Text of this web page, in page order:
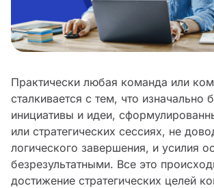
Практически любая команда или
сталкивается с тем, что изначально
инициативы и идеи,
или стратегических сессиях, не
логического завершения, и усилия
безрезультатными. Все это
достижение стратегических целей